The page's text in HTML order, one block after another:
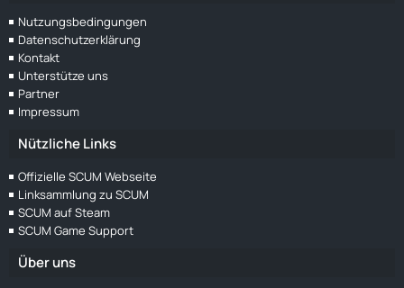
Nutzungsbedingungen
Datenschutzerklärung
Kontakt
Unterstütze uns
Partner
Impressum
Nützliche Links
Offizielle SCUM Webseite
Linksammlung zu SCUM
SCUM auf Steam
SCUM Game Support
Über uns